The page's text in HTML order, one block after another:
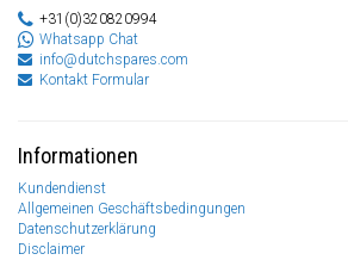
+31(0)320820994
Whatsapp Chat
info@dutchspares.com
Kontakt Formular
Informationen
Kundendienst
Allgemeinen Geschäftsbedingungen
Datenschutzerklärung
Disclaimer